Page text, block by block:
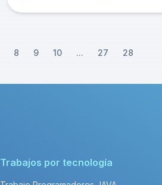
8 9 10 ... 27 28
Trabajos por tecnología